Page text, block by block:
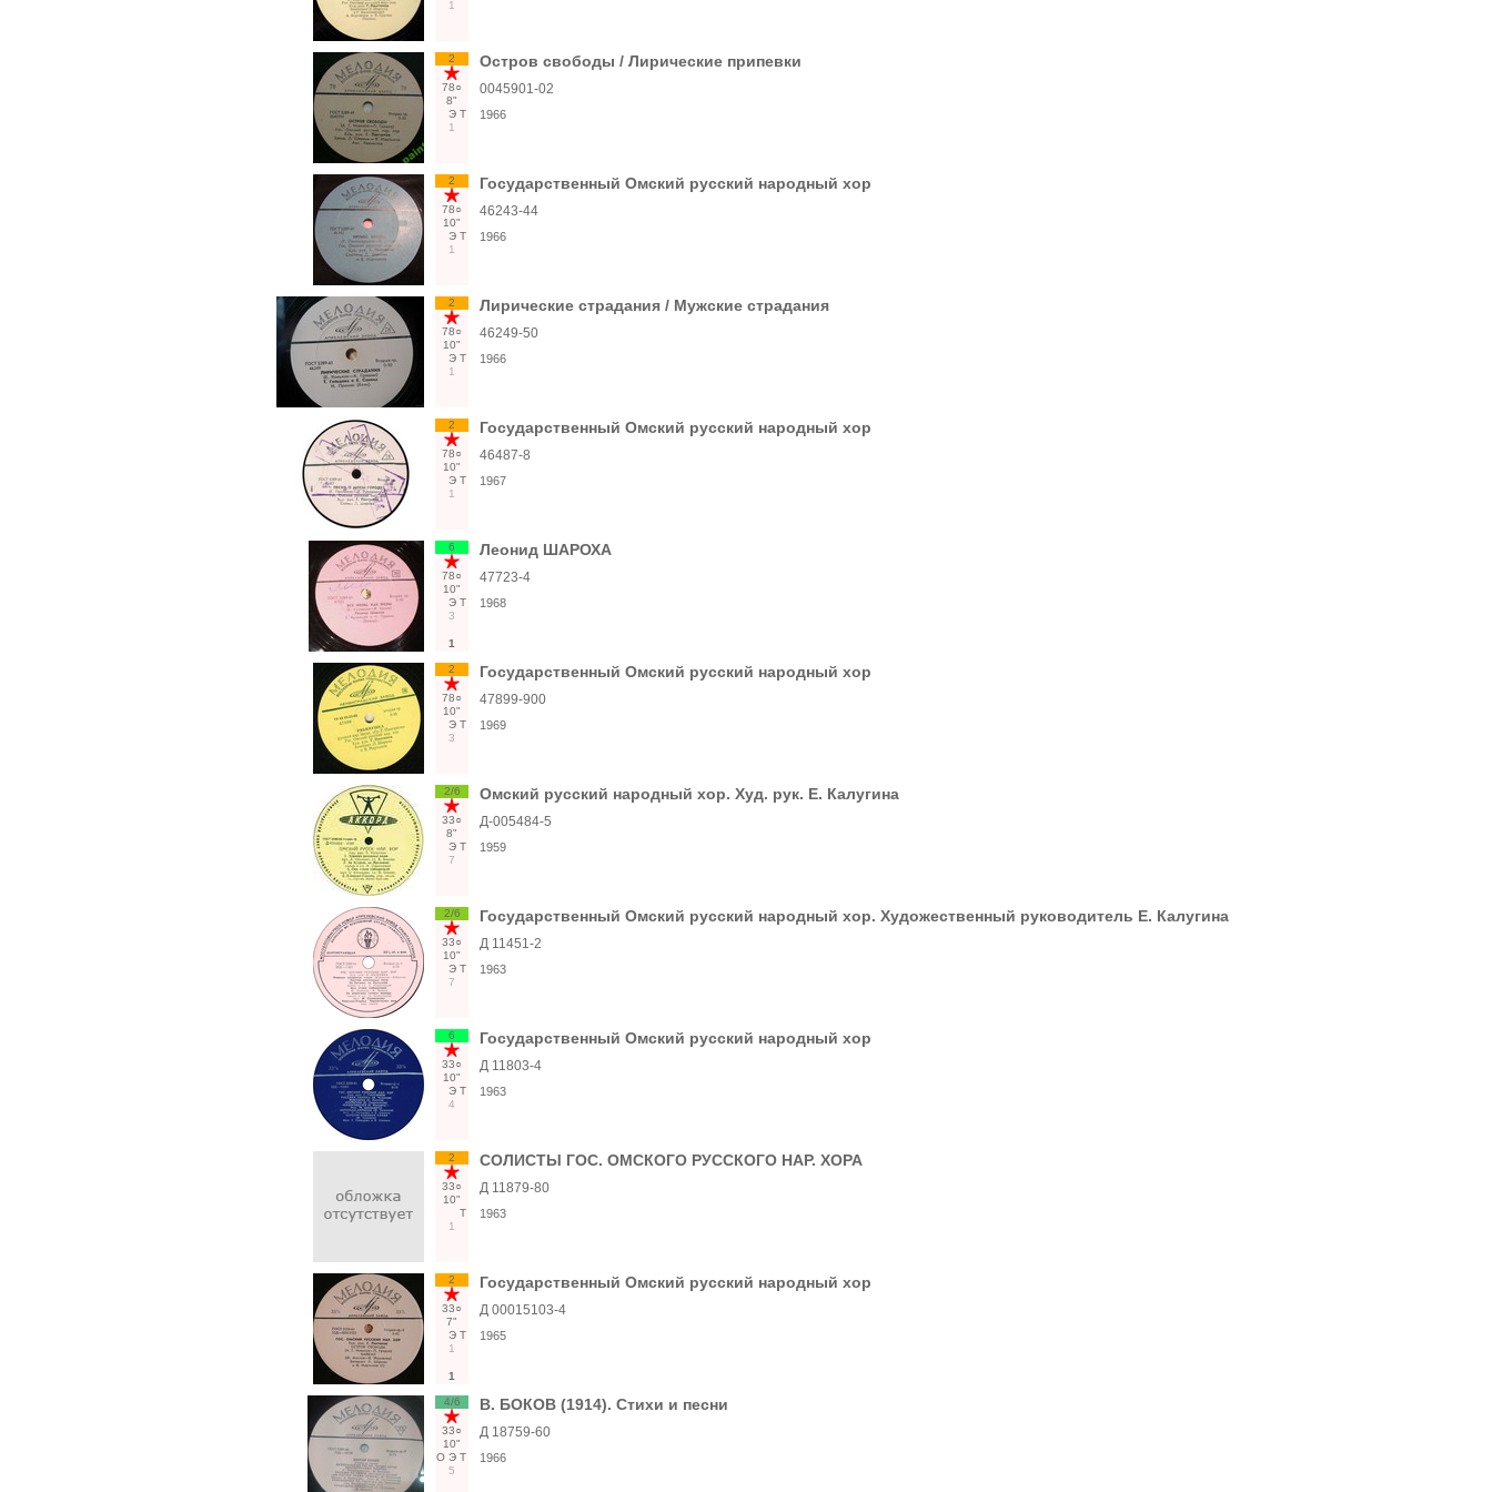
1
2
78○
8"
Э Т
1
Остров свободы / Лирические припевки
0045901-02
1966
2
78○
10"
Э Т
1
Государственный Омский русский народный хор
46243-44
1966
2
78○
10"
Э Т
1
Лирические страдания / Мужские страдания
46249-50
1966
2
78○
10"
Э Т
1
Государственный Омский русский народный хор
46487-8
1967
6
78○
10"
Э Т
3
1
Леонид ШАРОХА
47723-4
1968
2
78○
10"
Э Т
3
Государственный Омский русский народный хор
47899-900
1969
2/6
33○
8"
Э Т
7
Омский русский народный хор. Худ. рук. Е. Калугина
Д-005484-5
1959
2/6
33○
10"
Э Т
7
Государственный Омский русский народный хор. Художественный руководитель Е. Калугина
Д 11451-2
1963
6
33○
10"
Э Т
4
Государственный Омский русский народный хор
Д 11803-4
1963
2
33○
10"
Т
1
СОЛИСТЫ ГОС. ОМСКОГО РУССКОГО НАР. ХОРА
Д 11879-80
1963
2
33○
7"
Э Т
1
1
Государственный Омский русский народный хор
Д 00015103-4
1965
4/6
33○
10"
О Э Т
5
В. БОКОВ (1914). Стихи и песни
Д 18759-60
1966